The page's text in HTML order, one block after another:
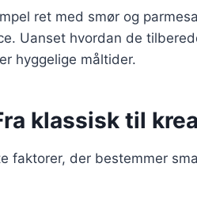
ret med smør og
Uanset hvordan de
hyggelige måltider.
klassisk til
faktorer, der bestemmer